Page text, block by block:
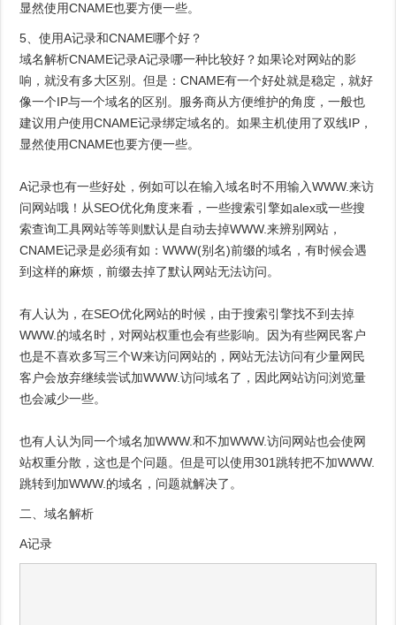
显然使用CNAME也要方便一些。
5、使用A记录和CNAME哪个好？
域名解析CNAME记录A记录哪一种比较好？如果论对网站的影
响，就没有多大区别。但是：CNAME有一个好处就是稳定，就好
像一个IP与一个域名的区别。服务商从方便维护的角度，一般也
建议用户使用CNAME记录绑定域名的。如果主机使用了双线IP，
显然使用CNAME也要方便一些。
A记录也有一些好处，例如可以在输入域名时不用输入WWW.来访
问网站哦！从SEO优化角度来看，一些搜索引擎如alex或一些搜
索查询工具网站等等则默认是自动去掉WWW.来辨别网站，
CNAME记录是必须有如：WWW(别名)前缀的域名，有时候会遇
到这样的麻烦，前缀去掉了默认网站无法访问。
有人认为，在SEO优化网站的时候，由于搜索引擎找不到去掉
WWW.的域名时，对网站权重也会有些影响。因为有些网民客户
也是不喜欢多写三个W来访问网站的，网站无法访问有少量网民
客户会放弃继续尝试加WWW.访问域名了，因此网站访问浏览量
也会减少一些。
也有人认为同一个域名加WWW.和不加WWW.访问网站也会使网
站权重分散，这也是个问题。但是可以使用301跳转把不加WWW.
跳转到加WWW.的域名，问题就解决了。
二、域名解析
A记录